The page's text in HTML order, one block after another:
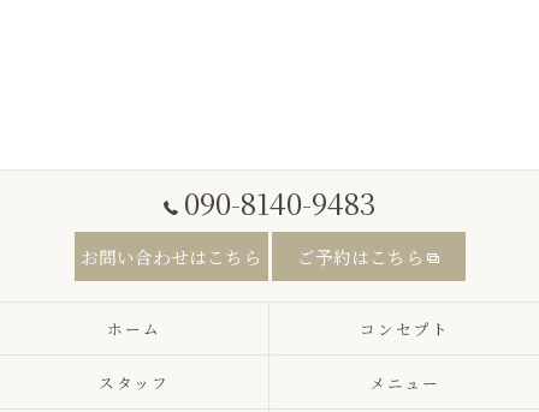
090-8140-9483
お問い合わせはこちら ご予約はこちら
ホーム コンセプト
スタッフ メニュー